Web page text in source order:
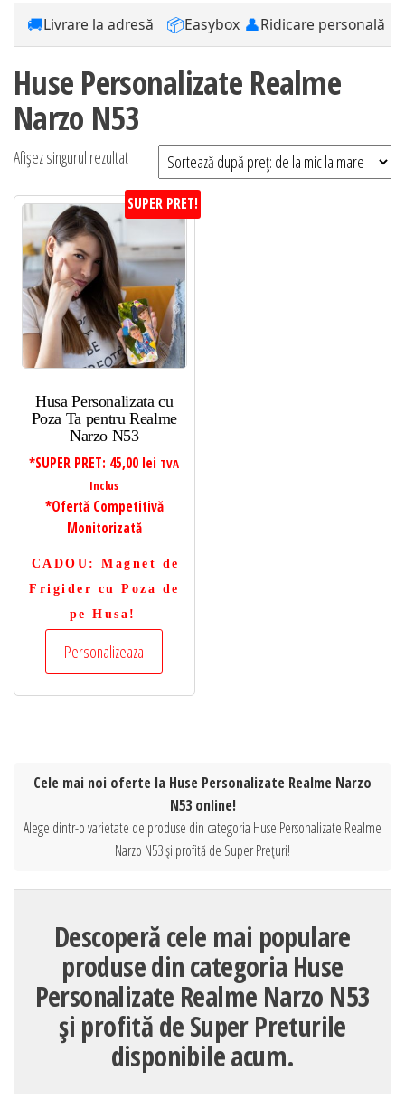
🚚Livrare la adresă 📦Easybox 👤Ridicare personală
Huse Personalizate Realme
Narzo N53
Afișez singurul rezultat
SUPER PRET!
Husa Personalizata cu
Poza Ta pentru Realme
Narzo N53
*SUPER PRET: 45,00 lei TVA
Inclus
*Ofertă Competitivă
Monitorizată
CADOU : Magnet de
Frigider cu Poza de
pe Husa!
Personalizeaza
Cele mai noi oferte la Huse Personalizate Realme Narzo
N53 online!
Alege dintr-o varietate de produse din categoria Huse Personalizate Realme
Narzo N53 și profită de Super Prețuri!
Descoperă cele mai populare
produse din categoria Huse
Personalizate Realme Narzo N53
și profită de Super Preturile
disponibile acum.